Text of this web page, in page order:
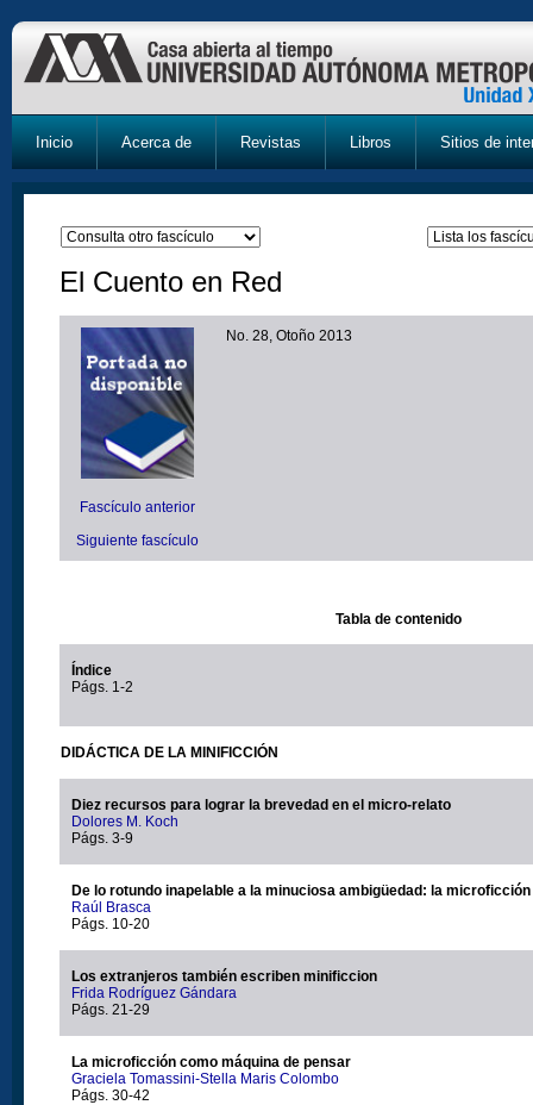
Inicio Acerca de Revistas Libros Sitios de
El Cuento en Red
Fascículo anterior
Siguiente fascículo
No. 28, Otoño 2013
Tabla de contenido
Índice
Págs. 1-2
DIDÁCTICA DE LA MINIFICCIÓN
Diez recursos para lograr la brevedad en el micro-relato
Dolores M. Koch
Págs. 3-9
De lo rotundo inapelable a la minuciosa ambigüedad: la
Raúl Brasca
Págs. 10-20
Los extranjeros también escriben minificcion
Frida Rodríguez Gándara
Págs. 21-29
La microficción como máquina de pensar
Graciela Tomassini-Stella Maris Colombo
Págs. 30-42